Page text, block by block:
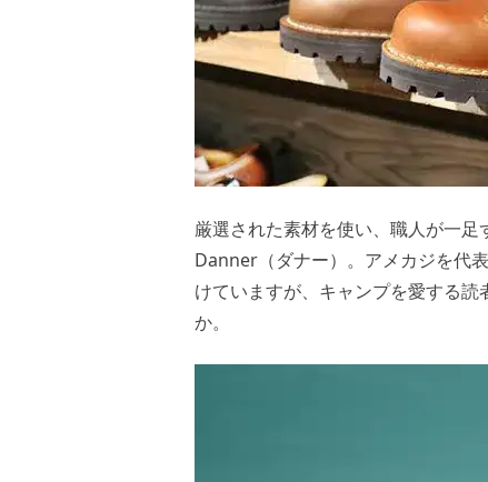
厳選された素材を使い、職人が一
Danner（ダナー）。アメカジを代
けていますが、キャンプを愛する
か。